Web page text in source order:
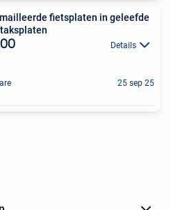
fietsplaten in geleefde
Details
25 sep 25